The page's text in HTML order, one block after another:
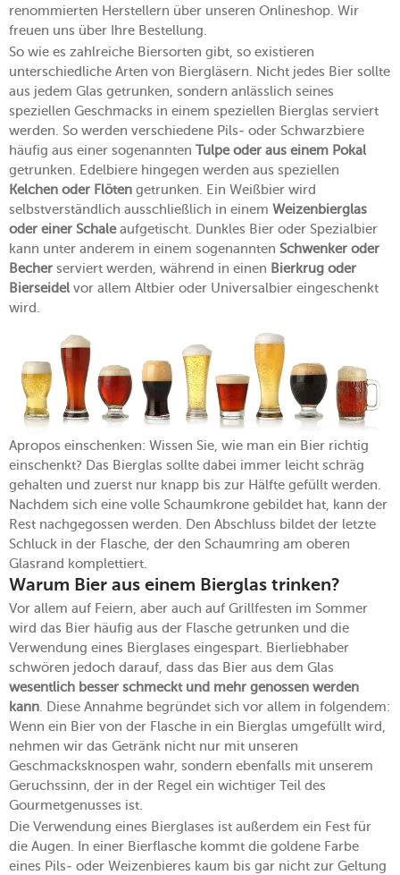
renommierten Herstellern über unseren Onlineshop. Wir
freuen uns über Ihre Bestellung.
So wie es zahlreiche Biersorten gibt, so existieren
unterschiedliche Arten von Biergläsern. Nicht jedes Bier sollte
aus jedem Glas getrunken, sondern anlässlich seines
speziellen Geschmacks in einem speziellen Bierglas serviert
werden. So werden verschiedene Pils- oder Schwarzbiere
häufig aus einer sogenannten Tulpe oder aus einem Pokal
getrunken. Edelbiere hingegen werden aus speziellen
Kelchen oder Flöten getrunken. Ein Weißbier wird
selbstverständlich ausschließlich in einem Weizenbierglas
oder einer Schaleaufgetischt. Dunkles Bier oder Spezialbier
kann unter anderem in einem sogenannten Schwenker oder
Becher serviert werden, während in einen Bierkrug oder
Bierseidelvor allem Altbier oder Universalbier eingeschenkt
wird.
Apropos einschenken: Wissen Sie, wie man ein Bier richtig
einschenkt? Das Bierglas sollte dabei immer leicht schräg
gehalten und zuerst nur knapp bis zur Hälfte gefüllt werden.
Nachdem sich eine volle Schaumkrone gebildet hat, kann der
Rest nachgegossen werden. Den Abschluss bildet der letzte
Schluck in der Flasche, der den Schaumring am oberen
Glasrand komplettiert.
Warum Bier aus einem Bierglas trinken?
Vor allem auf Feiern, aber auch auf Grillfesten im Sommer
wird das Bier häufig aus der Flasche getrunken und die
Verwendung eines Bierglases eingespart. Bierliebhaber
schwören jedoch darauf, dass das Bier aus dem Glas
wesentlich besser schmeckt und mehr genossen werden
kann. Diese Annahme begründet sich vor allem in folgendem:
Wenn ein Bier von der Flasche in ein Bierglas umgefüllt wird,
nehmen wir das Getränk nicht nur mit unseren
Geschmacksknospen wahr, sondern ebenfalls mit unserem
Geruchssinn, der in der Regel ein wichtiger Teil des
Gourmetgenusses ist.
Die Verwendung eines Bierglases ist außerdem ein Fest für
die Augen. In einer Bierflasche kommt die goldene Farbe
eines Pils- oder Weizenbieres kaum bis gar nicht zur Geltung